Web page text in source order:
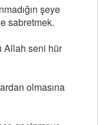
şeye
sabretmek.
Allah seni hür
olmasına